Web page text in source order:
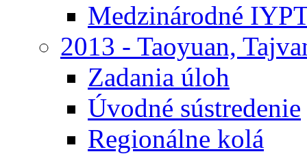
Medzinárodné
2013 - Taoyuan,
Zadania úloh
Úvodné sústredenie
Regionálne kolá